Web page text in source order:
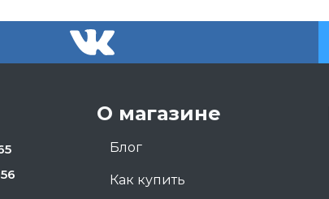
О магазине
Блог
Как купить